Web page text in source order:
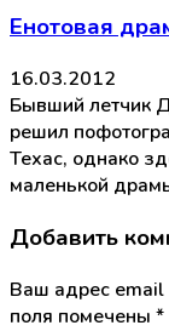
Енотовая
16.03.2012
Бывший летчик
решил
Техас, однако
маленькой
Добавить
Ваш адрес email
поля помечены *